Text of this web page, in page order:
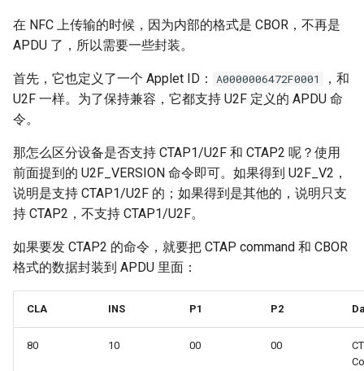
在 NFC 上传输的时候，因为内部的格式是 CBOR，不再是
APDU 了，所以需要一些封装。
首先，它也定义了一个 Applet ID： A0000006472F0001
，和
U2F 一样。为了保持兼容，它都支持 U2F 定义的 APDU 命
令。
那怎么区分设备是否支持 CTAP1/U2F 和 CTAP2 呢？使用
前面提到的 U2F_VERSION 命令即可。如果得到 U2F_V2，
说明是支持 CTAP1/U2F 的；如果得到是其他的，说明只支
持 CTAP2，不支持 CTAP1/U2F。
如果要发 CTAP2 的命令，就要把 CTAP command 和 CBOR
格式的数据封装到 APDU 里面：
CLA INS P1 P2
80 10 00 00